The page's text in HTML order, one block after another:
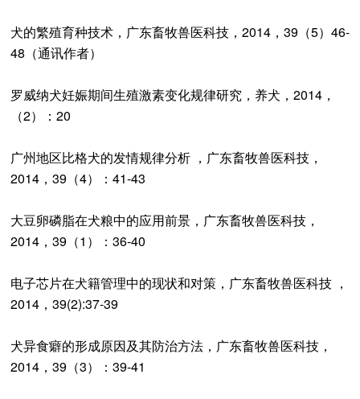
犬的繁殖育种技术，广东畜牧兽医科技，2014，39（5）46-
48（通讯作者）
罗威纳犬妊娠期间生殖激素变化规律研究，养犬，2014，
（2）：20
广州地区比格犬的发情规律分析 ，广东畜牧兽医科技，
2014，39（4）：41-43
大豆卵磷脂在犬粮中的应用前景，广东畜牧兽医科技，
2014，39（1）：36-40
电子芯片在犬籍管理中的现状和对策，广东畜牧兽医科技 ，
2014，39(2):37-39
犬异食癖的形成原因及其防治方法，广东畜牧兽医科技，
2014，39（3）：39-41